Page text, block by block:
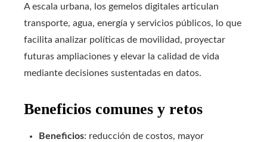
A escala urbana, los gemelos digitales articulan
transporte, agua, energía y servicios públicos, lo que
facilita analizar políticas de movilidad, proyectar
futuras ampliaciones y elevar la calidad de vida
mediante decisiones sustentadas en datos.
Beneficios comunes y retos
Beneficios: reducción de costos, mayor